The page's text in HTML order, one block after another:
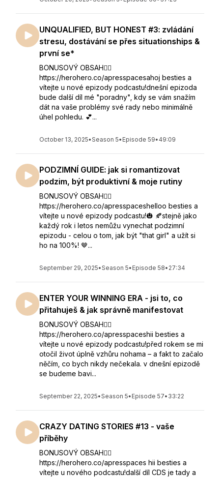
UNQUALIFIED, BUT HONEST #3: zvládání
stresu, dostávání se přes situationships &
první se*
BONUSOVÝ OBSAH👇🏻
https://herohero.co/apresspacesahoj besties a
vítejte u nové epizody podcastu!dnešní epizoda
bude další díl mé "poradny", kdy se vám snažím
dát na vaše problémy své rady nebo minimálně
úhel pohledu. 💕...
October 13, 2025•Season 5• Episode 59• 49:09
PODZIMNÍ GUIDE: jak si romantizovat
podzim, být produktivní & moje rutiny
BONUSOVÝ OBSAH👇🏻
https://herohero.co/apresspaceshelloo besties a
vítejte u nové epizody podcastu!🎃 🍂stejně jako
každý rok i letos nemůžu vynechat podzimní
epizodu - celou o tom, jak být "that girl" a užít si
ho na 100%! 🤎...
September 29, 2025•Season 5• Episode 58• 27:34
ENTER YOUR WINNING ERA - jsi to, co
přitahuješ & jak správně manifestovat
BONUSOVÝ OBSAH👇🏻
https://herohero.co/apresspaceshii besties a
vítejte u nové epizody podcastu!před rokem se mi
otočil život úplně vzhůru nohama – a fakt to začalo
něčím, co bych nikdy nečekala. v dnešní epizodě
se budeme bavi...
September 22, 2025•Season 5• Episode 57• 33:22
CRAZY DATING STORIES #13 - vaše
příběhy
BONUSOVÝ OBSAH👇🏻
https://herohero.co/apresspaces hii besties a
vítejte u nového podcastu!další díl CDS je tady a